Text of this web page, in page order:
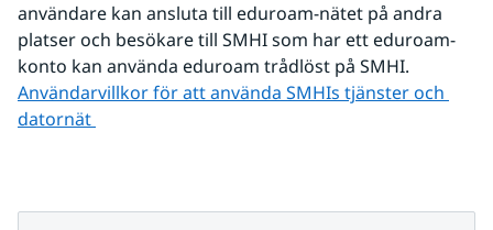
användare kan ansluta till eduroam-nätet på andra
platser och besökare till SMHI som har ett eduroam-
konto kan använda eduroam trådlöst på SMHI.
Användarvillkor för att använda SMHIs tjänster och
datornät